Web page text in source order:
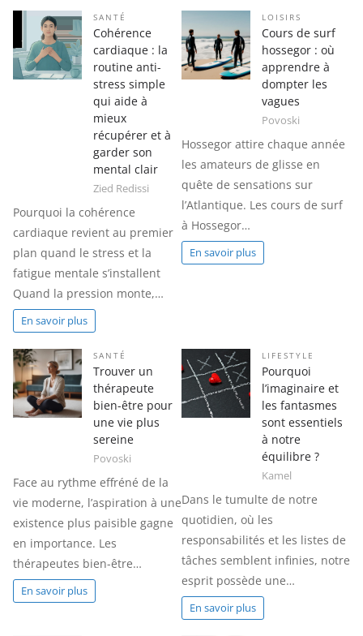
SANTÉ
Cohérence
cardiaque : la
routine anti-
stress simple
qui aide à
mieux
récupérer et à
garder son
mental clair
Zied Redissi
Pourquoi la cohérence
cardiaque revient au premier
plan quand le stress et la
fatigue mentale s’installent
Quand la pression monte,…
En savoir plus
LOISIRS
Cours de surf
hossegor : où
apprendre à
dompter les
vagues
Povoski
Hossegor attire chaque année
les amateurs de glisse en
quête de sensations sur
l’Atlantique. Les cours de surf
à Hossegor…
En savoir plus
SANTÉ
Trouver un
thérapeute
bien-être pour
une vie plus
sereine
Povoski
Face au rythme effréné de la
vie moderne, l’aspiration à une
existence plus paisible gagne
en importance. Les
thérapeutes bien-être…
En savoir plus
LIFESTYLE
Pourquoi
l’imaginaire et
les fantasmes
sont essentiels
à notre
équilibre ?
Kamel
Dans le tumulte de notre
quotidien, où les
responsabilités et les listes de
tâches semblent infinies, notre
esprit possède une…
En savoir plus